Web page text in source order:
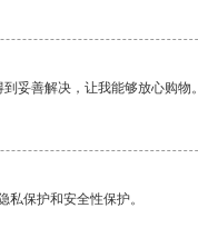
妥善解决，让我能够放心购物。
保护和安全性保护。